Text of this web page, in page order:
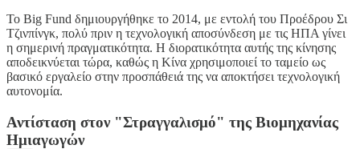
Το Big Fund δημιουργήθηκε το 2014, με εντολή του Προέδρου Σι
Τζινπίνγκ, πολύ πριν η τεχνολογική αποσύνδεση με τις ΗΠΑ γίνει
η σημερινή πραγματικότητα. Η διορατικότητα αυτής της κίνησης
αποδεικνύεται τώρα, καθώς η Κίνα χρησιμοποιεί το ταμείο ως
βασικό εργαλείο στην προσπάθειά της να αποκτήσει τεχνολογική
αυτονομία.
Αντίσταση στον "Στραγγαλισμό" της Βιομηχανίας
Ημιαγωγών